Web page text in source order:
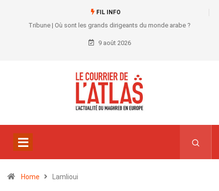
FIL INFO
Tribune | Où sont les grands dirigeants du monde arabe ?
9 août 2026
Home Lamlioui